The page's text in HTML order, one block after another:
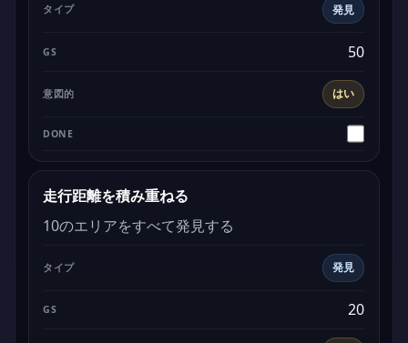
発見
はい
50
走行距離を積み重ねる
10のエリアをすべて発見する
発見
20